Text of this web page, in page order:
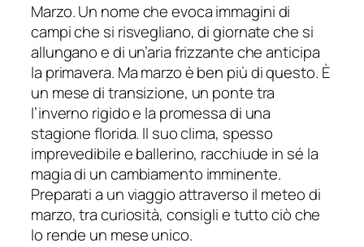
Marzo. Un nome che evoca immagini di
campi che si risvegliano, di giornate che si
allungano e di un’aria frizzante che anticipa
la primavera. Ma marzo è ben più di questo. È
un mese di transizione, un ponte tra
l’inverno rigido e la promessa di una
stagione florida. Il suo clima, spesso
imprevedibile e ballerino, racchiude in sé la
magia di un cambiamento imminente.
Preparati a un viaggio attraverso il meteo di
marzo, tra curiosità, consigli e tutto ciò che
lo rende un mese unico.